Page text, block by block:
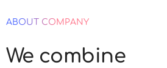
ABOUT COMPANY
We combine